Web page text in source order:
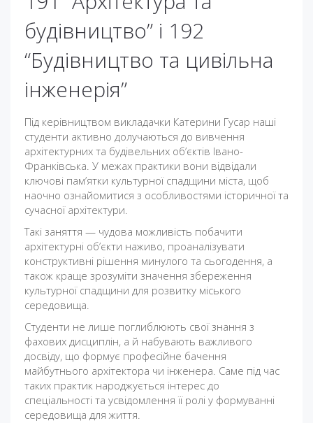
будівництво” і 192
“Будівництво та цивільна
інженерія”
Під керівництвом викладачки Катерини Гусар наші
студенти активно долучаються до вивчення
архітектурних та будівельних об’єктів Івано-
Франківська. У межах практики вони відвідали
ключові пам’ятки культурної спадщини міста, щоб
наочно ознайомитися з особливостями історичної та
сучасної архітектури.
Такі заняття — чудова можливість побачити
архітектурні об’єкти наживо, проаналізувати
конструктивні рішення минулого та сьогодення, а
також краще зрозуміти значення збереження
культурної спадщини для розвитку міського
середовища.
Студенти не лише поглиблюють свої знання з
фахових дисциплін, а й набувають важливого
досвіду, що формує професійне бачення
майбутнього архітектора чи інженера. Саме під час
таких практик народжується інтерес до
спеціальності та усвідомлення її ролі у формуванні
середовища для життя.